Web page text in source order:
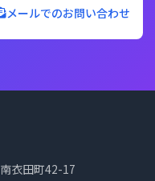
メールでのお問い合わせ
衣田町42-17